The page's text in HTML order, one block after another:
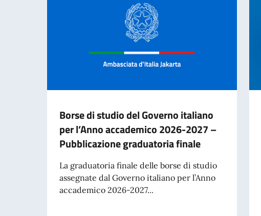
Borse di studio del Governo italiano
per l’Anno accademico 2026-2027 –
Pubblicazione graduatoria finale
La graduatoria finale delle borse di studio
assegnate dal Governo italiano per l’Anno
accademico 2026-2027...